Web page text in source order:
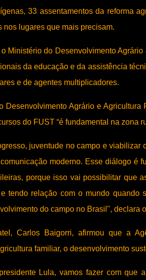
33 assentamentos da reforma
nos lugares que mais precisam.
Ministério do Desenvolvimento
da educação e da assistência
e de agentes multiplicadores.
Desenvolvimento Agrário e
do FUST “é fundamental na zona
juventude no campo e
moderno. Esse diálogo é
porque isso vai possibilitar que
tendo relação com o mundo quando
do campo no Brasil", declara
Carlos Baigorri, afirmou que a
familiar, o desenvolvimento
Lula, vamos fazer com que